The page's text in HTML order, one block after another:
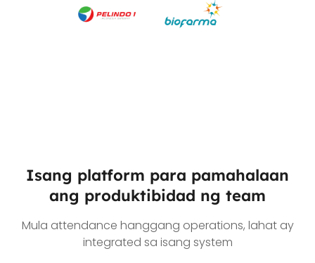
Isang platform para pamahalaan
ang produktibidad ng team
Mula attendance hanggang operations, lahat ay
integrated sa isang system